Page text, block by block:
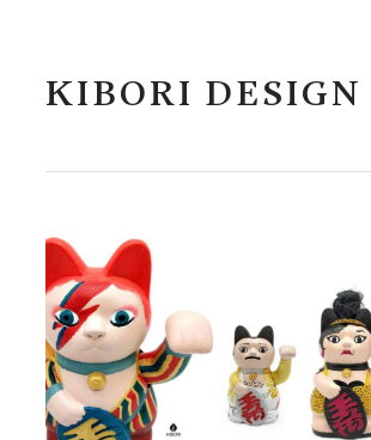
KIBORI DESIGN